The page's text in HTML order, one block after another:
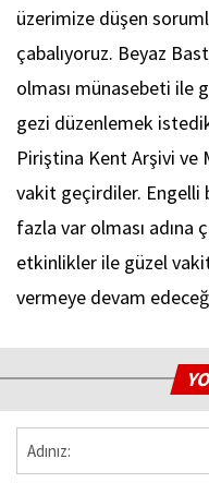
üzerimize düşen
çabalıyoruz. Beyaz
olması münasebeti ile
gezi düzenlemek
Piriştina Kent Arşivi ve
vakit geçirdiler. Engelli
fazla var olması adına
etkinlikler ile güzel
vermeye devam